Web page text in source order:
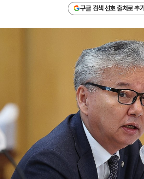
구글 검색 선호 출처로 추